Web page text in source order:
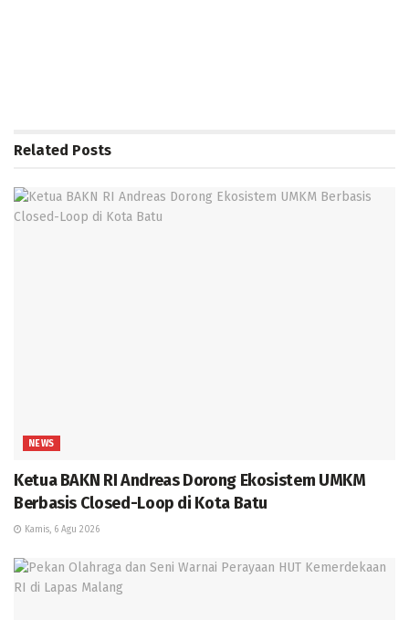
Related Posts
NEWS
Ketua BAKN RI Andreas Dorong Ekosistem UMKM
Berbasis Closed-Loop di Kota Batu
Kamis, 6 Agu 2026